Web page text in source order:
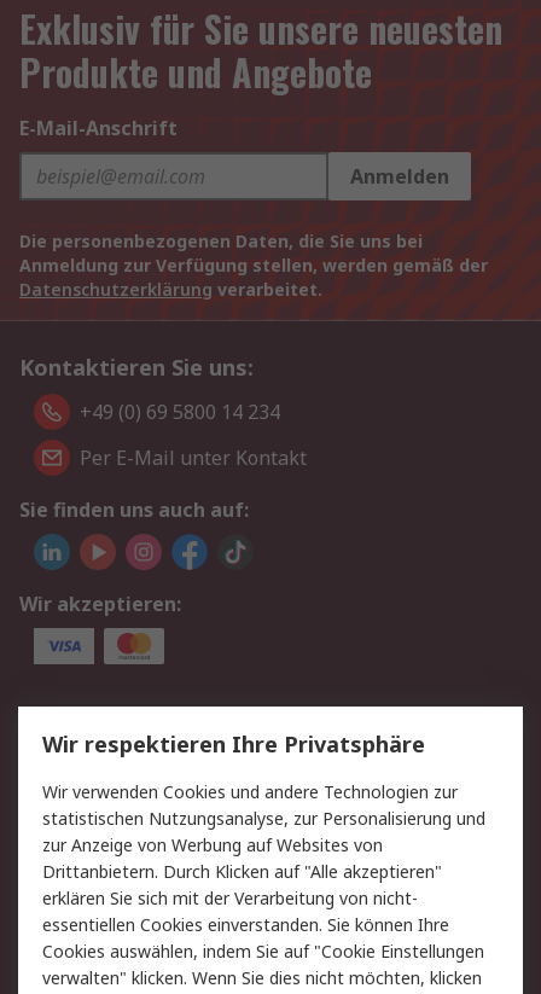
Exklusiv für Sie unsere neuesten
Produkte und Angebote
E-Mail-Anschrift
Anmelden
Die personenbezogenen Daten, die Sie uns bei
Anmeldung zur Verfügung stellen, werden gemäß der
Datenschutzerklärung verarbeitet.
Kontaktieren Sie uns:
+49 (0) 69 5800 14 234
Per E-Mail unter Kontakt
Sie finden uns auch auf:
Wir akzeptieren:
Service
Value Added Services
Lieferlösungen
Rücksendungen
Kontakt
Hilfe
Privatkunden
Rechtliches
AGB
Datenschutz
Cookie-Richtlinie
Zahlungsbedingungen
Wir respektieren Ihre Privatsphäre
Wir verwenden Cookies und andere Technologien zur
statistischen Nutzungsanalyse, zur Personalisierung und
zur Anzeige von Werbung auf Websites von
Drittanbietern. Durch Klicken auf "Alle akzeptieren"
erklären Sie sich mit der Verarbeitung von nicht-
essentiellen Cookies einverstanden. Sie können Ihre
Cookies auswählen, indem Sie auf "Cookie Einstellungen
verwalten" klicken. Wenn Sie dies nicht möchten, klicken